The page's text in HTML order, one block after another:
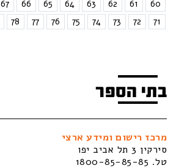
60
61
62
63
64
65
66
67
71
72
73
74
75
76
77
78
בתי הספר
מרכז רישום ומידע ארצי
סירקין 3 תל אביב יפו
טל. 1800-85-85-85